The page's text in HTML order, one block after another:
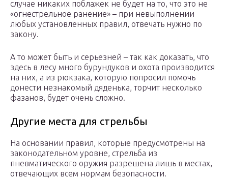
случае никаких поблажек не будет на то, что это не
«огнестрельное ранение» – при невыполнении
любых установленных правил, отвечать нужно по
закону.
А то может быть и серьезней – так как доказать, что
здесь в лесу много бурундуков и охота производится
на них, а из рюкзака, которую попросил помочь
донести незнакомый дяденька, торчит несколько
фазанов, будет очень сложно.
Другие места для стрельбы
На основании правил, которые предусмотрены на
законодательном уровне, стрельба из
пневматического оружия разрешена лишь в местах,
отвечающих всем нормам безопасности.